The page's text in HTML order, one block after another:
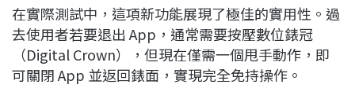
在實際測試中，這項新功能展現了極佳的實用性。過
去使用者若要退出 App，通常需要按壓數位錶冠
（Digital Crown），但現在僅需一個甩手動作，即
可關閉 App 並返回錶面，實現完全免持操作。